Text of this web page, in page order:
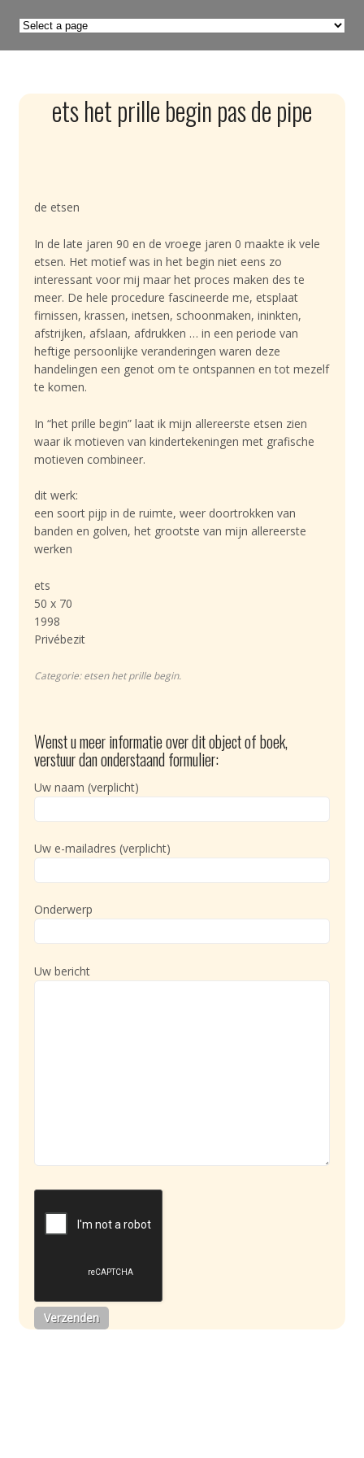
ets het prille begin pas de pipe
de etsen
In de late jaren 90 en de vroege jaren 0 maakte ik vele
etsen. Het motief was in het begin niet eens zo
interessant voor mij maar het proces maken des te
meer. De hele procedure fascineerde me, etsplaat
firnissen, krassen, inetsen, schoonmaken, ininkten,
afstrijken, afslaan, afdrukken … in een periode van
heftige persoonlijke veranderingen waren deze
handelingen een genot om te ontspannen en tot mezelf
te komen.
In “het prille begin” laat ik mijn allereerste etsen zien
waar ik motieven van kindertekeningen met grafische
motieven combineer.
dit werk:
een soort pijp in de ruimte, weer doortrokken van
banden en golven, het grootste van mijn allereerste
werken
ets
50 x 70
1998
Privébezit
Categorie:etsen het prille begin.
Wenst u meer informatie over dit object of boek,
verstuur dan onderstaand formulier:
Uw naam (verplicht)
Uw e-mailadres (verplicht)
Onderwerp
Uw bericht